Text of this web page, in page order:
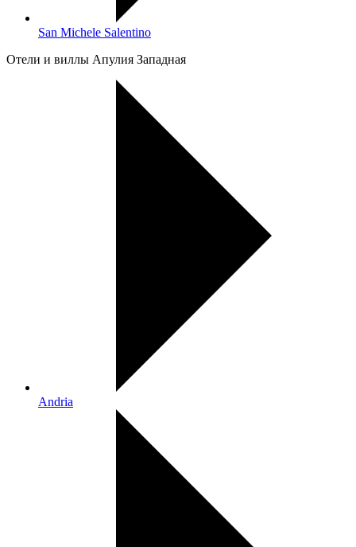
San Michele Salentino
Oтели и виллы Апулия Западная
Andria